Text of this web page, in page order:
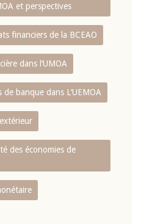
et perspectives
financiers de la BCEAO
dans l‘UMOA
banque dans L‘UEMOA
des économies de